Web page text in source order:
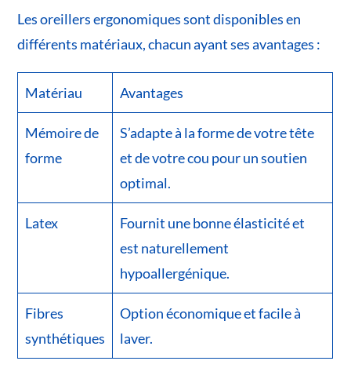
Les oreillers ergonomiques sont disponibles en
différents matériaux, chacun ayant ses avantages :
Matériau Avantages
Mémoire de
forme
S’adapte à la forme de votre tête
et de votre cou pour un soutien
optimal.
Latex
Fournit une bonne élasticité et
est naturellement
hypoallergénique.
Fibres
synthétiques
Option économique et facile à
laver.